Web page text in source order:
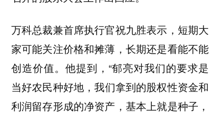
万科总裁兼首席执行官祝九胜表示，短期大
家可能关注价格和摊薄，长期还是看能不能
创造价值。他提到，“郁亮对我们的要求是
当好农民种好地，我们拿到的股权性资金和
利润留存形成的净资产，基本上就是种子，